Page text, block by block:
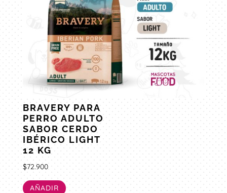
BRAVERY PARA
PERRO ADULTO
SABOR CERDO
IBÉRICO LIGHT
12 KG
$72.900
AÑADIR